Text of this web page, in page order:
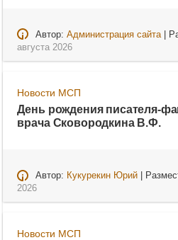
Автор: Администрация сайта|
августа 2026
Новости МСП
День рождения писателя-
врача Сковородкина В.Ф.
Автор: Кукурекин Юрий|
2026
Новости МСП